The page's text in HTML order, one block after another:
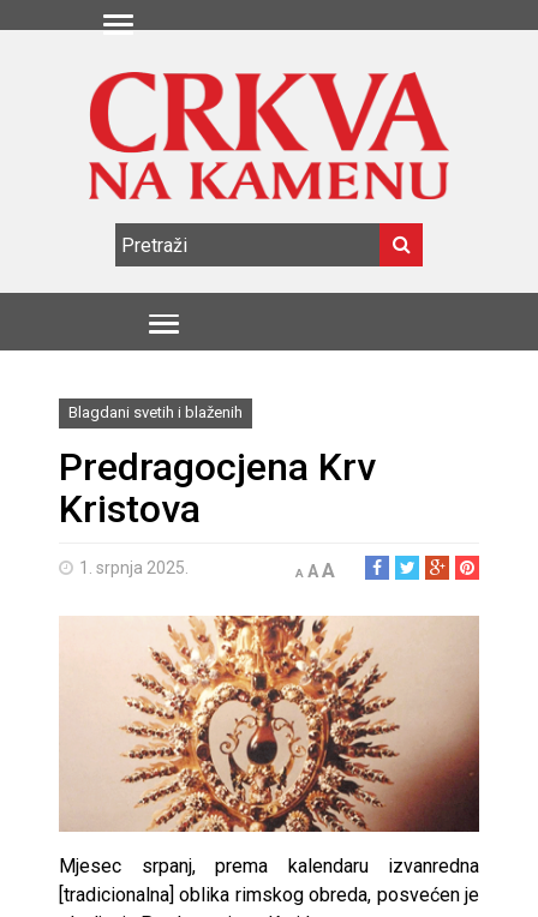
Blagdani svetih i blaženih
Predragocjena Krv
Kristova
1. srpnja 2025. A AA
Mjesec srpanj, prema kalendaru izvanredna
[tradicionalna] oblika rimskog obreda, posvećen je